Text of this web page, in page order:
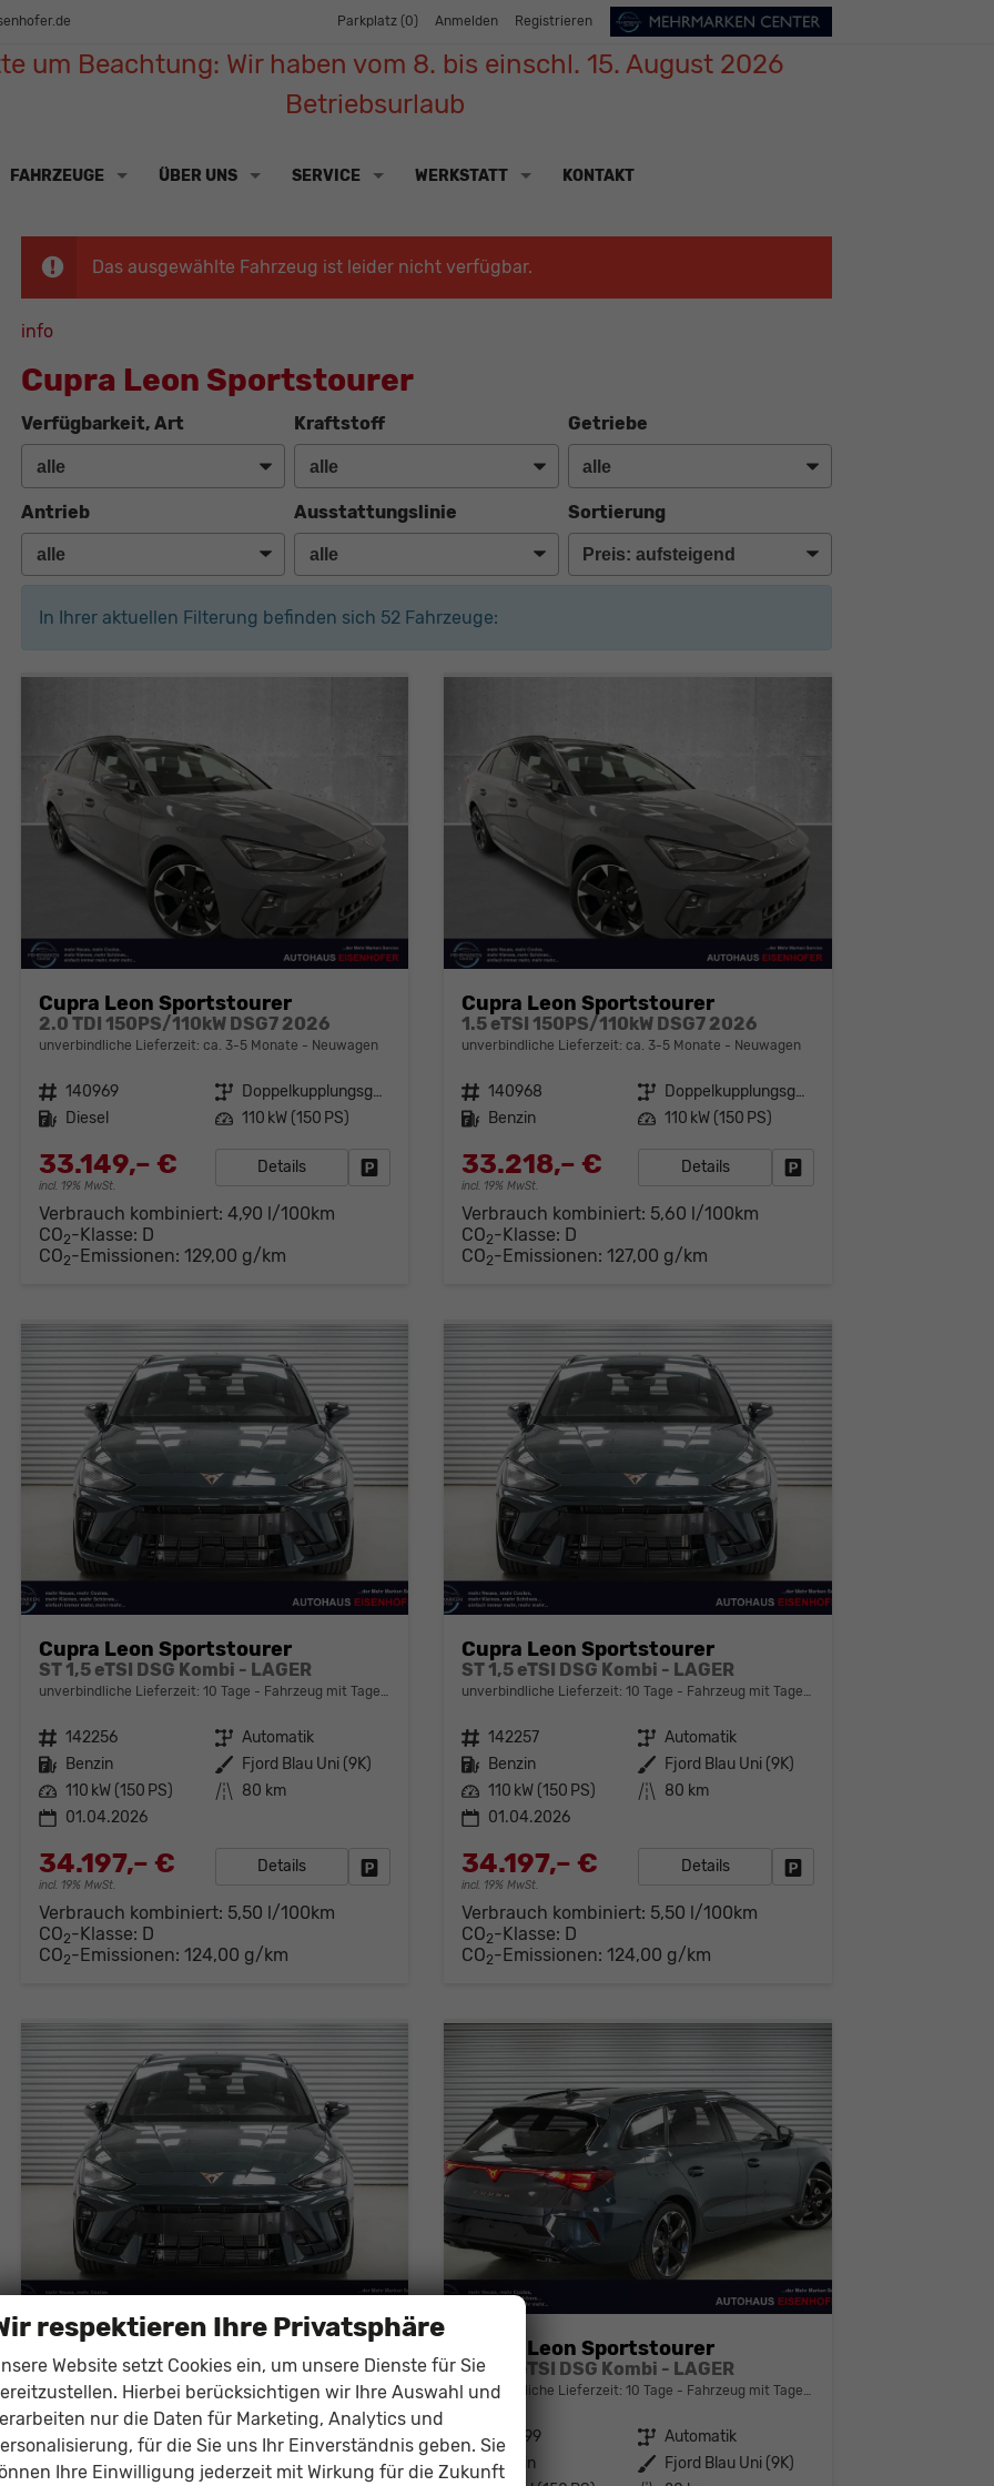
Parkplatz (0) Anmelden Registrieren
um Beachtung: Wir haben vom 8. bis einschl. 15. August 2026
Betriebsurlaub
FAHRZEUGE ÜBER UNS SERVICE WERKSTATT KONTAKT
Das ausgewählte Fahrzeug ist leider nicht verfügbar.
info
Cupra Leon Sportstourer
Verfügbarkeit, Art Kraftstoff Getriebe
Antrieb Ausstattungslinie Sortierung
In Ihrer aktuellen Filterung befinden sich 52Fahrzeuge:
Cupra Leon Sportstourer
2.0 TDI 150PS/110kW DSG7 2026
unverbindliche Lieferzeit: ca. 3-5 Monate Neuwagen
Fahrzeugnr. 140969 Getriebe
Doppelkupplungsgetriebe (DSG)
Kraftstoff Diesel Leistung 110 kW (150 PS)
33.149,– €
incl. 19% MwSt.
Details Fahrzeug parken
Verbrauch kombiniert: 4,90 l/100km
CO2-Klasse: D
CO2-Emissionen: 129,00 g/km
Cupra Leon Sportstourer
1.5 eTSI 150PS/110kW DSG7 2026
unverbindliche Lieferzeit: ca. 3-5 Monate Neuwagen
Fahrzeugnr. 140968 Getriebe
Doppelkupplungsgetriebe (DSG)
Kraftstoff Benzin Leistung 110 kW (150 PS)
33.218,– €
incl. 19% MwSt.
Details
Verbrauch kombiniert: 5,60 l/100km
CO2-Klasse: D
CO2-Emissionen:127,00 g/km
Cupra Leon Sportstourer
ST 1,5 eTSI DSG Kombi - LAGER
unverbindliche Lieferzeit: 10 Tage Fahrzeug mit Tageszulassung
Fahrzeugnr. 142256 Getriebe Automatik
Kraftstoff Benzin Außenfarbe Fjord Blau Uni (9K)
Leistung 110 kW (150 PS) Kilometerstand 80 km
01.04.2026
34.197,– €
incl. 19% MwSt.
Details Fahrzeug parken
Verbrauch kombiniert: 5,50 l/100km
CO2-Klasse: D
CO2-Emissionen: 124,00 g/km
Cupra Leon Sportstourer
ST 1,5 eTSI DSG Kombi - LAGER
unverbindliche Lieferzeit:10 Tage Fahrzeug mit Tageszulassung
Fahrzeugnr. 142257 Getriebe Automatik
Kraftstoff Benzin Außenfarbe Fjord Blau Uni (9K)
Leistung 110 kW (150 PS) Kilometerstand 80 km
01.04.2026
34.197,– €
incl. 19% MwSt.
Details
Verbrauch kombiniert: 5,50 l/100km
CO2-Klasse: D
CO2-Emissionen:124,00 g/km
Cupra Leon Sportstourer
ST 1,5 eTSI DSG Kombi - LAGER
unverbindliche Lieferzeit:10 Tage Fahrzeug mit Tageszulassung
142263
Automatik
Kraftstoff
Benzin
Fjord Blau Uni (9K)
Cupra Leon Sportstourer
ST 1,5 eTSI DSG Kombi - LAGER
unverbindliche Lieferzeit:10 Tage Fahrzeug mit Tageszulassung
142499 Getriebe Automatik
Benzin Außenfarbe Fjord Blau Uni (9K)
respektieren Ihre Privatsphäre
Website setzt Cookies ein, um unsere Dienste für Sie
Hierbei berücksichtigen wir Ihre Auswahl und
nur die Daten für Marketing, Analytics und
für die Sie uns Ihr Einverständnis geben. Sie
Ihre Einwilligung jederzeit mit Wirkung für die Zukunft